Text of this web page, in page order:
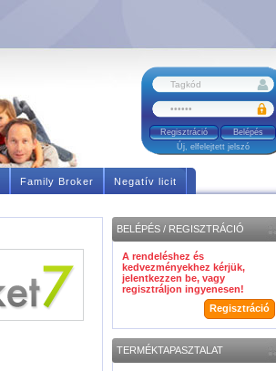
Regisztráció
Új, elfelejtett jelszó
Family Broker Negatív licit
BELÉPÉS / REGISZTRÁCIÓ
A rendeléshez és
kedvezményekhez kérjük,
jelentkezzen be, vagy
regisztráljon ingyenesen!
Regisztráció
TERMÉKTAPASZTALAT